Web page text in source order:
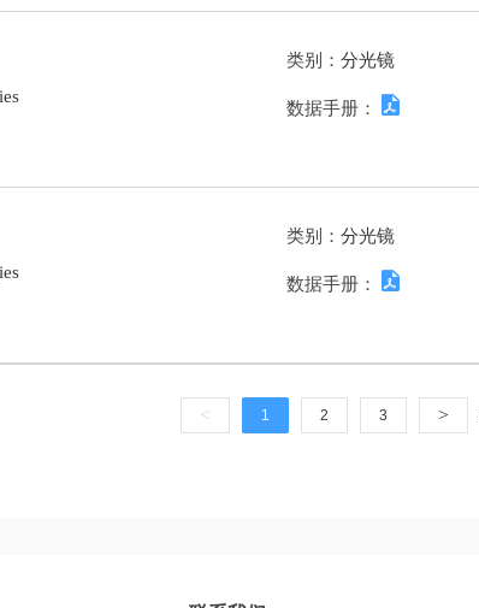
类别： 分光镜
数据手册：
类别： 分光镜
数据手册：
< 1 2 3 >